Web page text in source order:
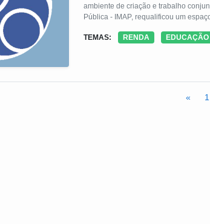
ambiente de criação e trabalho
Pública - IMAP, requalificou um
primeiro coworking público do Brasil,
TEMAS: RENDA EDUCAÇÃO
« 1